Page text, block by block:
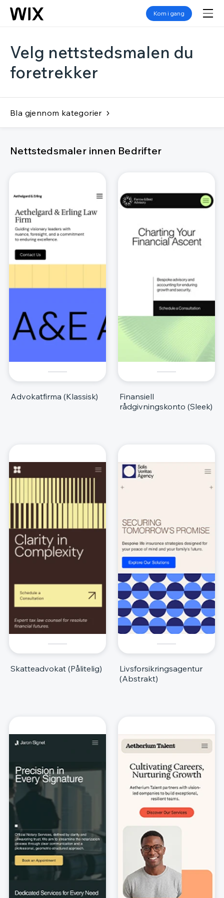
Kom i gang
Velg nettstedsmalen du
foretrekker
Bla gjennom kategorier
Nettstedsmaler innen Bedrifter
Advokatfirma (Klassisk)
Finansiell
rådgivningskonto (Sleek)
Skatteadvokat (Pålitelig)
Livsforsikringsagentur
(Abstrakt)